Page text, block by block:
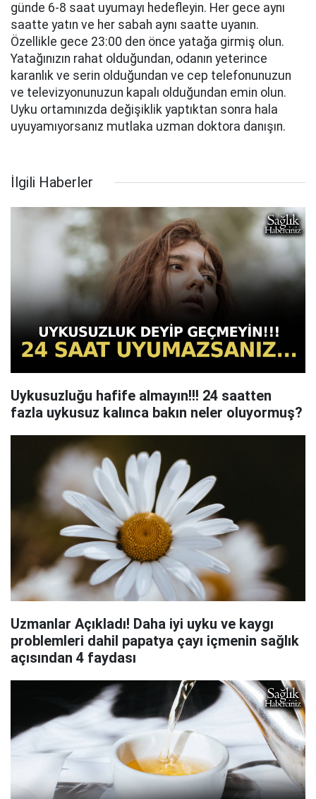
günde 6-8 saat uyumayı hedefleyin. Her gece aynı
saatte yatın ve her sabah aynı saatte uyanın.
Özellikle gece 23:00 den önce yatağa girmiş olun.
Yatağınızın rahat olduğundan, odanın yeterince
karanlık ve serin olduğundan ve cep telefonunuzun
ve televizyonunuzun kapalı olduğundan emin olun.
Uyku ortamınızda değişiklik yaptıktan sonra hala
uyuyamıyorsanız mutlaka uzman doktora danışın.
İlgili Haberler
Uykusuzluğu hafife almayın!!! 24 saatten
fazla uykusuz kalınca bakın neler oluyormuş?
Uzmanlar Açıkladı! Daha iyi uyku ve kaygı
problemleri dahil papatya çayı içmenin sağlık
açısından 4 faydası